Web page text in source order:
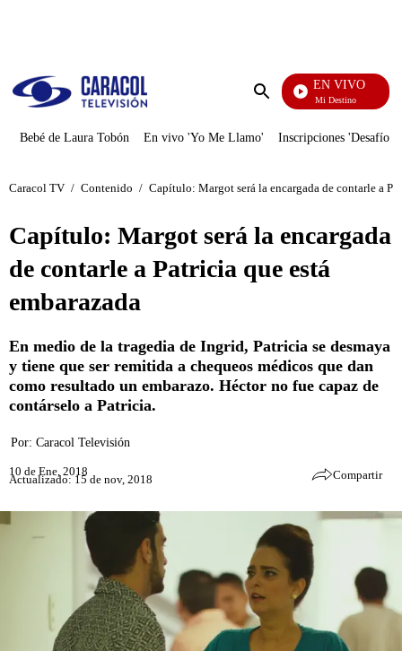
Enviar
EN VIVO
El Juego De Mi Destino
Bebé de Laura Tobón En vivo 'Yo Me Llamo' Inscripciones 'Desafío'
Caracol TV / Contenido / Capítulo: Margot será la encargada de contarle a
Capítulo: Margot será la encargada
de contarle a Patricia que está
embarazada
En medio de la tragedia de Ingrid, Patricia se desmaya
y tiene que ser remitida a chequeos médicos que dan
como resultado un embarazo. Héctor no fue capaz de
contárselo a Patricia.
Por: Caracol Televisión
10 de Ene, 2018
Actualizado: 15 de nov, 2018 Compartir